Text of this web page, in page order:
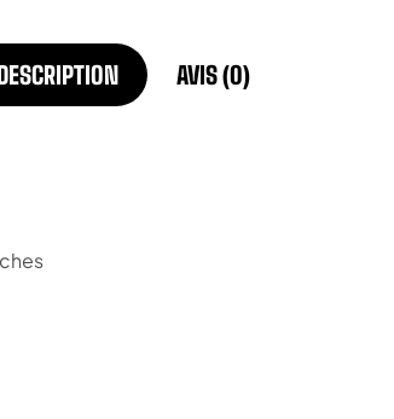
AVIS (0)